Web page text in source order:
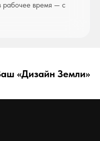
рабочее время — с
«Дизайн Земли»